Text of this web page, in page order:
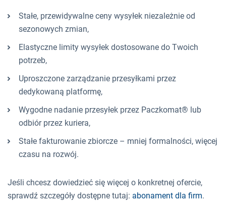
Stałe, przewidywalne ceny wysyłek niezależnie od
sezonowych zmian,
Elastyczne limity wysyłek dostosowane do Twoich
potrzeb,
Uproszczone zarządzanie przesyłkami przez
dedykowaną platformę,
Wygodne nadanie przesyłek przez Paczkomat® lub
odbiór przez kuriera,
Stałe fakturowanie zbiorcze – mniej formalności, więcej
czasu na rozwój.
Jeśli chcesz dowiedzieć się więcej o konkretnej ofercie,
sprawdź szczegóły dostępne tutaj: abonament dla firm.